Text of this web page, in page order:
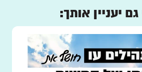
גם יעניין אותך: